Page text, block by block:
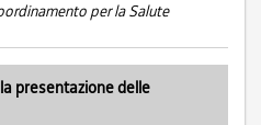
per la Salute
presentazione delle